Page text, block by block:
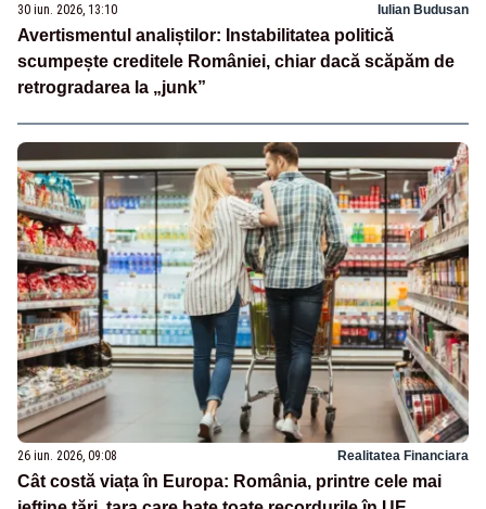
30 iun. 2026, 13:10 Iulian Budusan
Avertismentul analiștilor: Instabilitatea politică
scumpește creditele României, chiar dacă scăpăm de
retrogradarea la „junk”
26 iun. 2026, 09:08 Realitatea Financiara
Cât costă viața în Europa: România, printre cele mai